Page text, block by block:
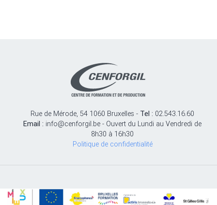
Rue de Mérode, 54 1060 Bruxelles - Tel : 02.543.16.60
Email : info@cenforgil.be - Ouvert du Lundi au Vendredi de
8h30 à 16h30
Politique de confidentialité